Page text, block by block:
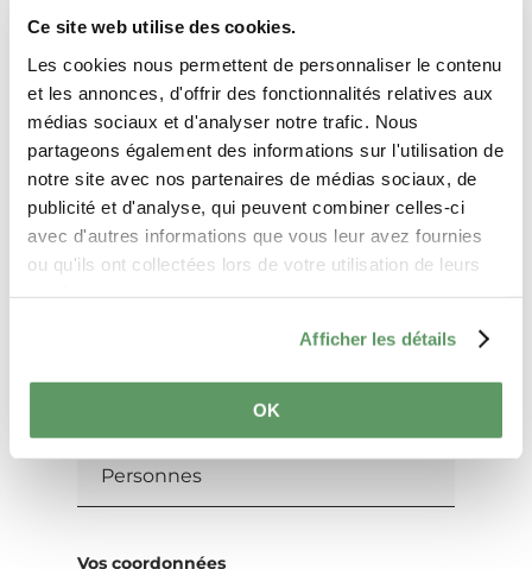
Ce site web utilise des cookies.
Les cookies nous permettent de personnaliser le contenu
et les annonces, d'offrir des fonctionnalités relatives aux
médias sociaux et d'analyser notre trafic. Nous
partageons également des informations sur l'utilisation de
notre site avec nos partenaires de médias sociaux, de
publicité et d'analyse, qui peuvent combiner celles-ci
avec d'autres informations que vous leur avez fournies
ou qu'ils ont collectées lors de votre utilisation de leurs
Afficher les détails
OK
Planifier l’itinéraire
Demande
Vos coordonnées